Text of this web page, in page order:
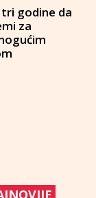
godine da
za